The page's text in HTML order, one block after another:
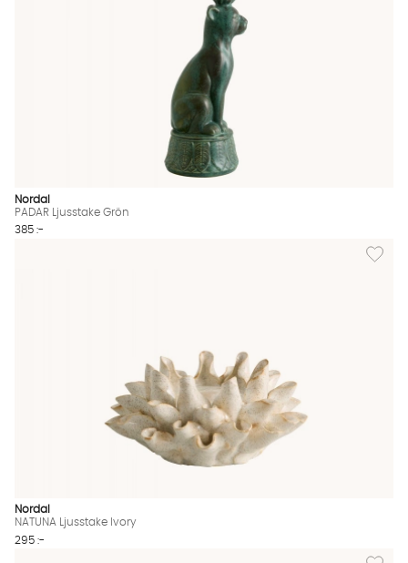
Nordal
PADAR Ljusstake Grön
385 :-
Lägg
Nordal
NATUNA Ljusstake Ivory
295 :-
Lägg